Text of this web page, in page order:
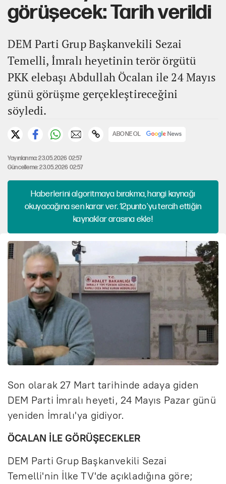
görüşecek: Tarih verildi
DEM Parti Grup Başkanvekili Sezai
Temelli, İmralı heyetinin terör örgütü
PKK elebaşı Abdullah Öcalan ile 24 Mayıs
günü görüşme gerçekleştireceğini
söyledi.
ABONE OL
Yayınlanma: 23.05.2026 02:57
Güncelleme: 23.05.2026 02:57
Haberlerini algoritmaya bırakma, hangi kaynağı
okuyacağına sen karar ver. 12punto'yu tercih ettiğin
kaynaklar arasına ekle!
Son olarak 27 Mart tarihinde adaya giden
DEM Parti İmralı heyeti, 24 Mayıs Pazar günü
yeniden İmralı'ya gidiyor.
ÖCALAN İLE GÖRÜŞECEKLER
DEM Parti Grup Başkanvekili Sezai
Temelli'nin İlke TV'de açıkladığına göre;